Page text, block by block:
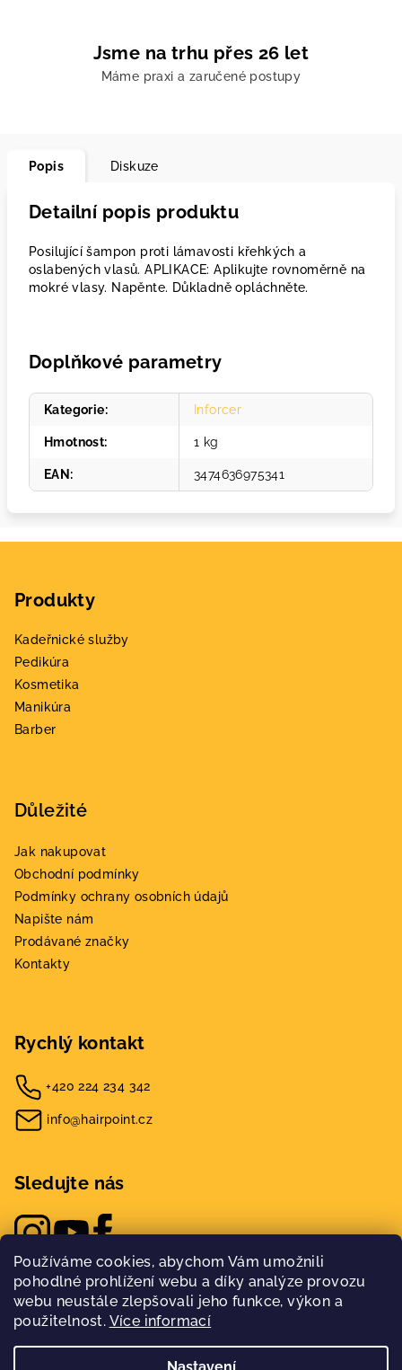
Používáme cookies, abychom Vám umožnili
pohodlné prohlížení webu a díky analýze provozu
webu neustále zlepšovali jeho funkce, výkon a
použitelnost. Více informací
Jsme na trhu přes 26 let
Máme praxi a zaručené postupy
Popis Diskuze
Detailní popis produktu
Posilující šampon proti lámavosti křehkých a
oslabených vlasů. APLIKACE: Aplikujte rovnoměrně na
mokré vlasy. Napěnte. Důkladně opláchněte.
Doplňkové parametry
Kategorie: Inforcer
Hmotnost: 1 kg
EAN : 3474636975341
Produkty
Kadeřnické služby
Pedikúra
Kosmetika
Manikúra
Barber
Důležité
Jak nakupovat
Obchodní podmínky
Podmínky ochrany osobních údajů
Napište nám
Prodávané značky
Kontakty
Rychlý kontakt
+420 224 234 342
info@hairpoint.cz
Sledujte nás